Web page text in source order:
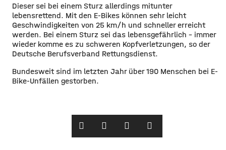
Dieser sei bei einem Sturz allerdings mitunter
lebensrettend. Mit den E-Bikes können sehr leicht
Geschwindigkeiten von 25 km/h und schneller erreicht
werden. Bei einem Sturz sei das lebensgefährlich – immer
wieder komme es zu schweren Kopfverletzungen, so der
Deutsche Berufsverband Rettungsdienst.
Bundesweit sind im letzten Jahr über 190 Menschen bei E-
Bike-Unfällen gestorben.